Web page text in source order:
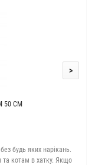
50 СМ
будь яких нарікань.
та котам в хатку. Якщо
>